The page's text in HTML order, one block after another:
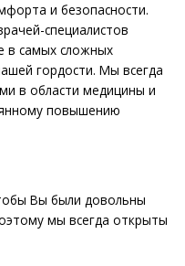
и безопасности.
специалистов
в самых сложных
гордости. Мы всегда
в области медицины и
повышению
Вы были довольны
мы всегда открыты